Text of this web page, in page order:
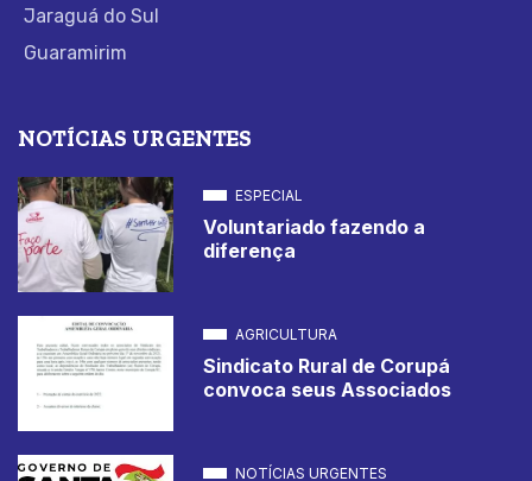
Jaraguá do Sul
Guaramirim
NOTÍCIAS URGENTES
ESPECIAL
Voluntariado fazendo a
diferença
AGRICULTURA
Sindicato Rural de Corupá
convoca seus Associados
NOTÍCIAS URGENTES